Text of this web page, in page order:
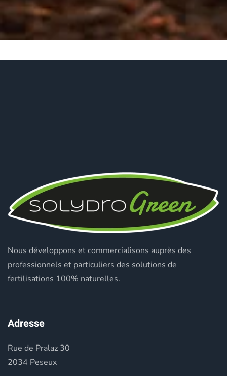
Nous développons et commercialisons auprès des
professionnels et particuliers des solutions de
fertilisations 100% naturelles.
Adresse
Rue de Pralaz 30
2034 Peseux